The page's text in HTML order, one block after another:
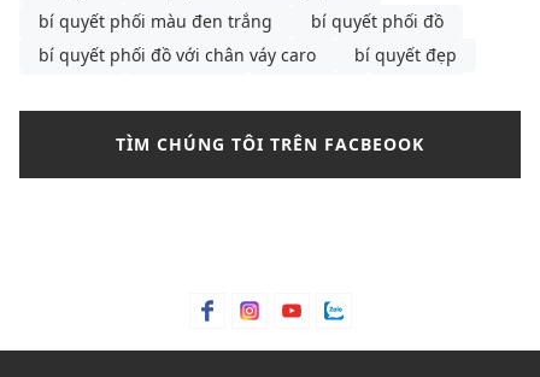
bí quyết phối màu đen trắng
bí quyết phối đồ
bí quyết phối đồ với chân váy caro
bí quyết đẹp
bảng size quần tây nữ
Bột ngô Bột Talc
C&K
C&K Việt Nam Cacao
Calvin Klein
TÌM CHÚNG TÔI TRÊN FACBEOOK